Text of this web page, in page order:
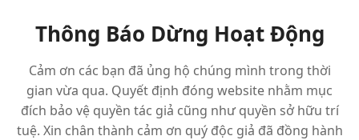
Thông Báo Dừng Hoạt Động
Cảm ơn các bạn đã ủng hộ chúng mình trong thời
gian vừa qua. Quyết định đóng website nhằm mục
đích bảo vệ quyền tác giả cũng như quyền sở hữu trí
tuệ. Xin chân thành cảm ơn quý độc giả đã đồng hành